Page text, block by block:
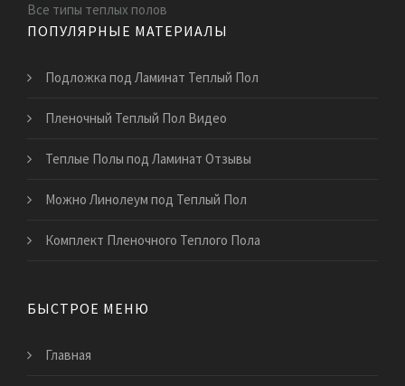
Все типы теплых полов
ПОПУЛЯРНЫЕ МАТЕРИАЛЫ
Подложка под Ламинат Теплый Пол
Пленочный Теплый Пол Видео
Теплые Полы под Ламинат Отзывы
Можно Линолеум под Теплый Пол
Комплект Пленочного Теплого Пола
БЫСТРОЕ МЕНЮ
Главная